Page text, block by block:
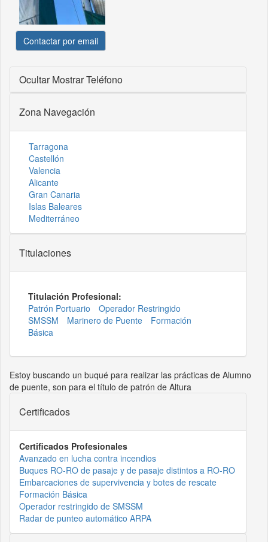
Contactar por email
Ocultar Mostrar Teléfono
Zona Navegación
Tarragona
Castellón
Valencia
Alicante
Gran Canaria
Islas Baleares
Mediterráneo
Titulaciones
Titulación Profesional:
Patrón Portuario
Operador Restringido
SMSSM
Marinero de Puente
Formación
Básica
Estoy buscando un buqué para realizar las prácticas de Alumno
de puente, son para el título de patrón de Altura
Certificados
Certificados Profesionales
Avanzado en lucha contra incendios
Buques RO-RO de pasaje y de pasaje distintos a RO-RO
Embarcaciones de supervivencia y botes de rescate
Formación Básica
Operador restringido de SMSSM
Radar de punteo automático ARPA